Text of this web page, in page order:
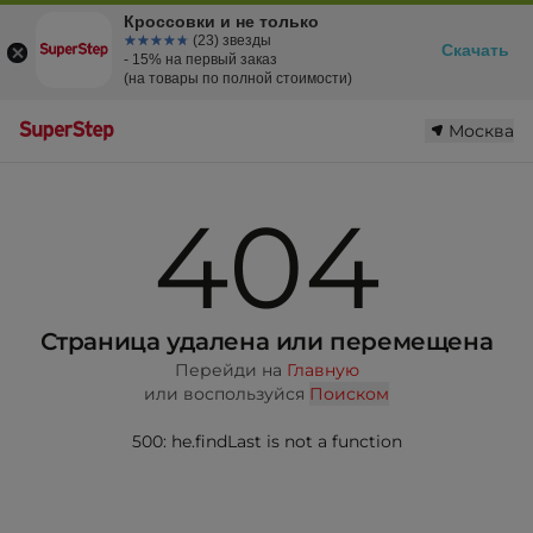
Москва
404
Страница удалена или перемещена
Перейди на Главную
или воспользуйся Поиском
500: he.findLast is not a function
Кроссовки и не только
☆☆☆☆☆
★★★★★ (23) звезды
- 15% на первый заказ
(на товары по полной стоимости)
Скачать